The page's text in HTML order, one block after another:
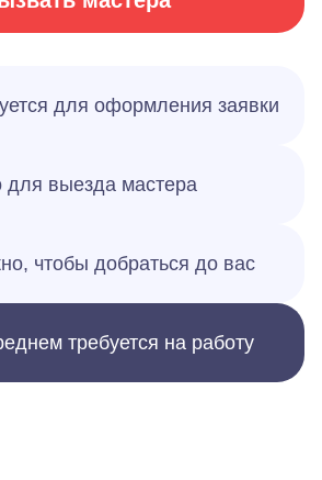
для оформления заявки
для выезда мастера
чтобы добраться до вас
требуется на работу